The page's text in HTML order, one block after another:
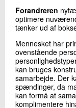
Forandreren
optimere
tænker ud af
Mennesket har
ovenstående
kan bruges
samarbejde. Der
spændinger, da
kan formå at
komplimentere